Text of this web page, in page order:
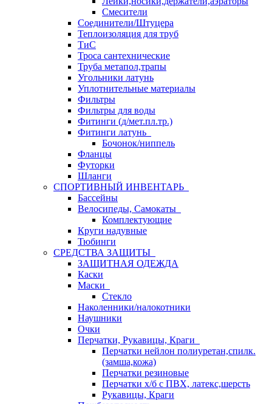
Смесители
Соединители/Штуцера
Теплоизоляция для труб
ТиС
Троса сантехнические
Труба метапол,трапы
Угольники латунь
Уплотнительные материалы
Фильтры
Фильтры для воды
Фитинги (д/мет.пл.тр.)
Фитинги латунь
Бочонок/ниппель
Фланцы
Футорки
Шланги
СПОРТИВНЫЙ ИНВЕНТАРЬ
Бассейны
Велосипеды, Самокаты
Комплектующие
Круги надувные
Тюбинги
СРЕДСТВА ЗАЩИТЫ
ЗАЩИТНАЯ ОДЕЖДА
Каски
Маски
Стекло
Наколенники/налокотники
Наушники
Очки
Перчатки, Рукавицы, Краги
Перчатки нейлон полиуретан,спилк.
(замша,кожа)
Перчатки резиновые
Перчатки х/б с ПВХ, латекс,шерсть
Рукавицы, Краги